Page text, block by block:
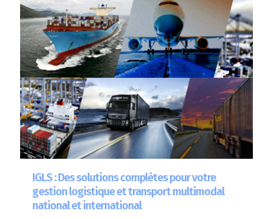
IGLS : Des solutions complètes pour votre
gestion logistique et transport multimodal
national et international